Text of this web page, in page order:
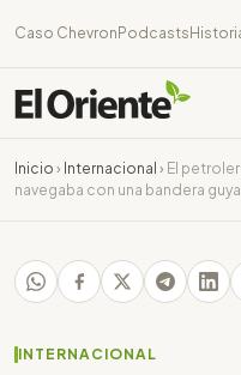
Caso Chevron Podcasts
Inicio › Internacional › El
navegaba con una bandera
INTERNACIONAL